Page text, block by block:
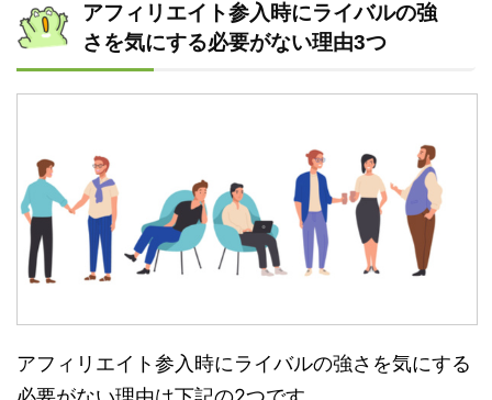
アフィリエイト参入時にライバルの強
さを気にする必要がない理由3つ
アフィリエイト参入時にライバルの強さを気にする